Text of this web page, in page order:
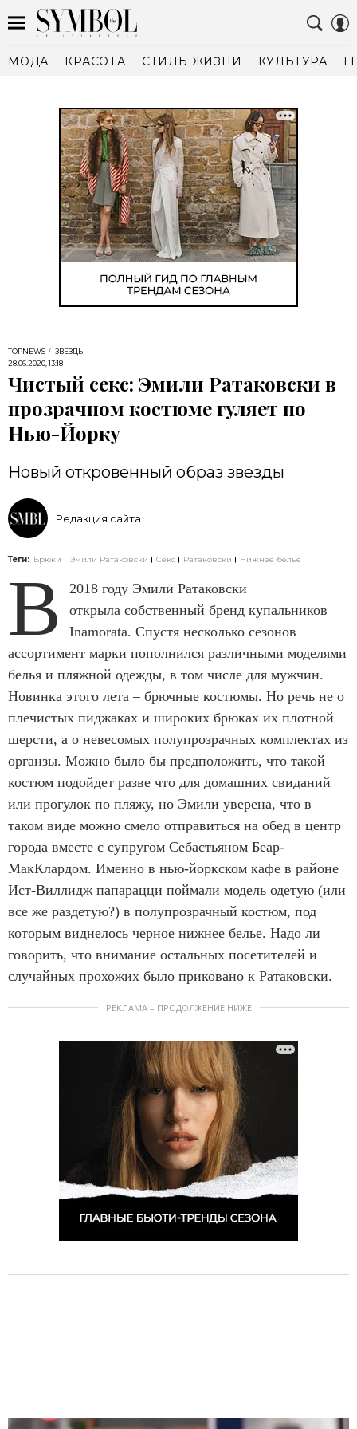
МОДА КРАСОТА СТИЛЬ ЖИЗНИ КУЛЬТУРА
TOPNEWS
ЗВЁЗДЫ
28.06.2020, 13:18
Чистый секс: Эмили Ратаковски в
прозрачном костюме гуляет по
Нью-Йорку
Новый откровенный образ звезды
Редакция сайта
Теги: Брюки Эмили Ратаковски Секс Ратаковски Нижнее белье
В
2018 году Эмили Ратаковски
открыла собственный бренд купальников
Inamorata. Спустя несколько сезонов
ассортимент марки пополнился различными моделями
белья и пляжной одежды, в том числе для мужчин.
Новинка этого лета – брючные костюмы. Но речь не о
плечистых пиджаках и широких брюках их плотной
шерсти, а о невесомых полупрозрачных комплектах из
органзы. Можно было бы предположить, что такой
костюм подойдет разве что для домашних свиданий
или прогулок по пляжу, но Эмили уверена, что в
таком виде можно смело отправиться на обед в центр
города вместе с супругом Себастьяном Беар-
МакКлардом. Именно в нью-йоркском кафе в районе
Ист-Виллидж папарацци поймали модель одетую (или
все же раздетую?) в полупрозрачный костюм, под
которым виднелось черное нижнее белье. Надо ли
говорить, что внимание остальных посетителей и
случайных прохожих было приковано к Ратаковски.
РЕКЛАМА – ПРОДОЛЖЕНИЕ НИЖЕ